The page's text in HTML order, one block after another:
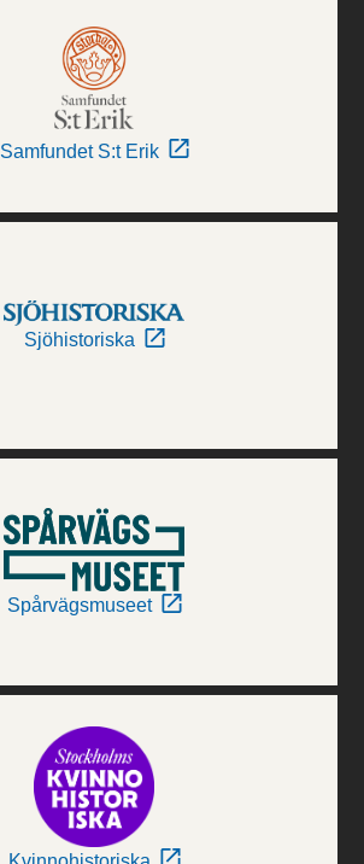
Samfundet S:t Erik
Sjöhistoriska
Spårvägsmuseet